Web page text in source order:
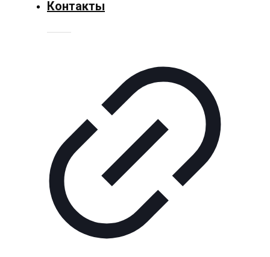
Технологии
читателя
Блокчейн
О
нас
Помощь
проекту
Контакты